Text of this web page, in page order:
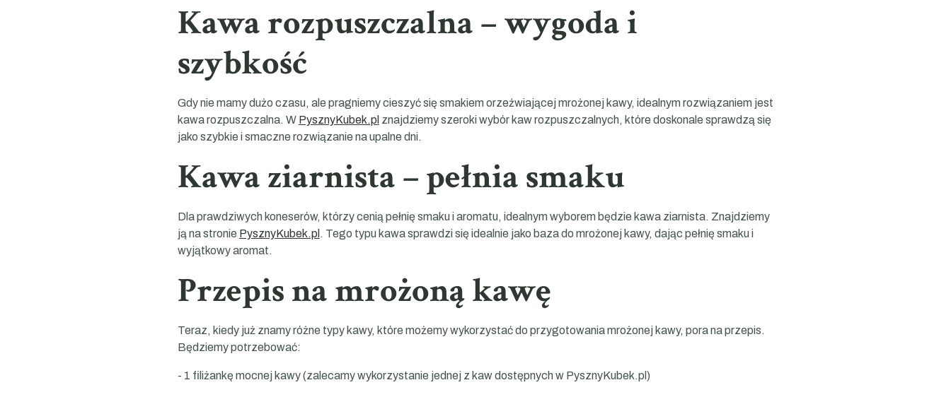
Kawa rozpuszczalna – wygoda i
szybkość
Gdy nie mamy dużo czasu, ale pragniemy cieszyć się smakiem orzeźwiającej mrożonej kawy, idealnym rozwiązaniem jest
kawa rozpuszczalna. W PysznyKubek.pl znajdziemy szeroki wybór kaw rozpuszczalnych, które doskonale sprawdzą się
jako szybkie i smaczne rozwiązanie na upalne dni.
Kawa ziarnista – pełnia smaku
Dla prawdziwych koneserów, którzy cenią pełnię smaku i aromatu, idealnym wyborem będzie kawa ziarnista. Znajdziemy
ją na stronie PysznyKubek.pl . Tego typu kawa sprawdzi się idealnie jako baza do mrożonej kawy, dając pełnię smaku i
wyjątkowy aromat.
Przepis na mrożoną kawę
Teraz, kiedy już znamy różne typy kawy, które możemy wykorzystać do przygotowania mrożonej kawy, pora na przepis.
Będziemy potrzebować:
- 1 filiżankę mocnej kawy (zalecamy wykorzystanie jednej z kaw dostępnych w PysznyKubek.pl)